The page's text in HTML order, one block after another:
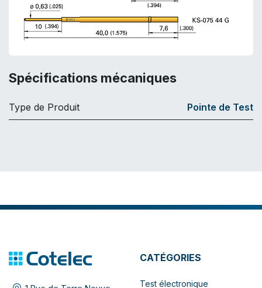
Spécifications mécaniques
Type de Produit Pointe de Test
CATÉGORIES
Test électronique